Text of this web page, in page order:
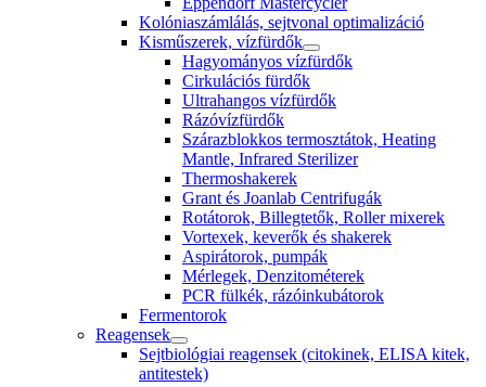
Kolóniaszámlálás, sejtvonal optimalizáció
Kisműszerek, vízfürdők
Hagyományos vízfürdők
Cirkulációs fürdők
Ultrahangos vízfürdők
Rázóvízfürdők
Szárazblokkos termosztátok, Heating
Mantle, Infrared Sterilizer
Thermoshakerek
Grant és Joanlab Centrifugák
Rotátorok, Billegtetők, Roller mixerek
Vortexek, keverők és shakerek
Aspirátorok, pumpák
Mérlegek, Denzitométerek
PCR fülkék, rázóinkubátorok
Fermentorok
Reagensek
Sejtbiológiai reagensek (citokinek, ELISA kitek,
antitestek)